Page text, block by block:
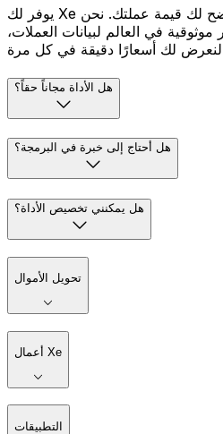
يوفر لك Xe سعر السوق المتوسط ليوضح لك قيمة عملتك. نحن
موثوقية في العالم لبيانات العملات،
هل الأداة مجاناً حقاً؟
هل أحتاج إلى خبرة في البرمجة؟
هل يمكنني تخصيص الأداة؟
تحويل الأموال
أعمال Xe
التطبيقات